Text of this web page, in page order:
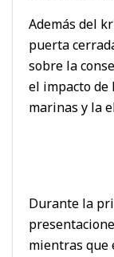
Además del
puerta
sobre la
el impacto de
marinas y la
Durante la
mientras que